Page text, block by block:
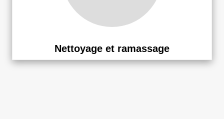
Nettoyage et ramassage